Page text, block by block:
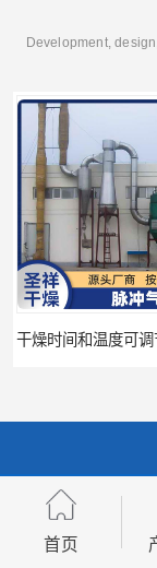
Development,
隔热设计 热风
常州
技术支持：
首页